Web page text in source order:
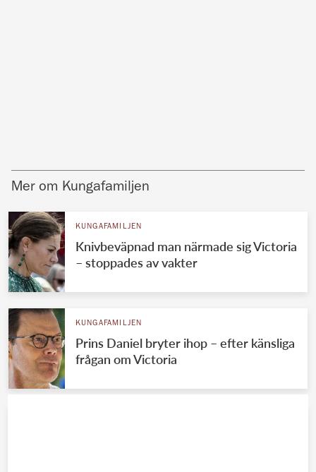
Mer om Kungafamiljen
KUNGAFAMILJEN
Knivbeväpnad man närmade sig Victoria
– stoppades av vakter
KUNGAFAMILJEN
Prins Daniel bryter ihop – efter känsliga
frågan om Victoria